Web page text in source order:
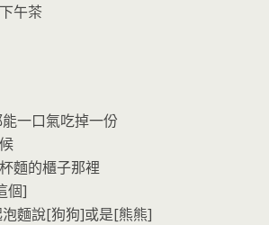
午茶
一口氣吃掉一份
麵的櫃子那裡
個]
麵說[狗狗]或是[熊熊]